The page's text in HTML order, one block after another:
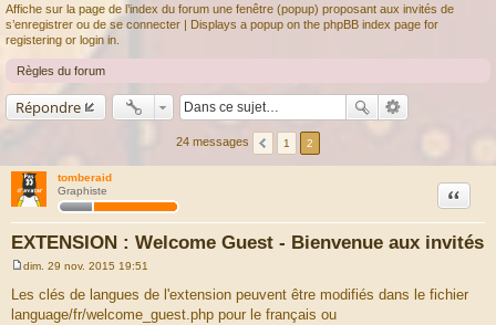
Affiche sur la page de l’index du forum une fenêtre (popup) proposant aux invités de
s’enregistrer ou de se connecter | Displays a popup on the phpBB index page for
registering or login in.
Règles du forum
Répondre
24 messages 1 2
tomberaid
Graphiste
EXTENSION : Welcome Guest - Bienvenue aux invités
Citation
s
s
dim. 29 nov. 2015 19:51
Les clés de langues de l'extension peuvent être modifiés dans le fichier
language/fr/welcome_guest.php pour le français ou